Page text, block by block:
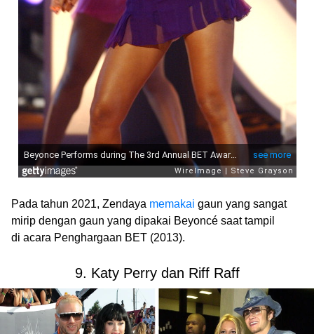
Pada tahun 2021, Zendaya memakai gaun yang sangat
mirip dengan gaun yang dipakai Beyoncé saat tampil
di acara Penghargaan BET (2013).
9. Katy Perry dan Riff Raff